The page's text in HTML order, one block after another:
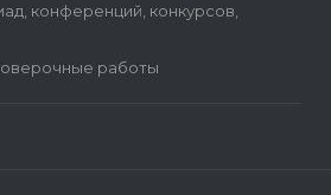
конференций, конкурсов,
работы